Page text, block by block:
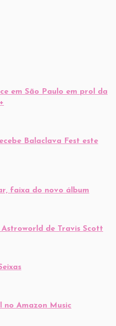
em São Paulo em prol da
Balaclava Fest este
faixa do novo álbum
de Travis Scott
Amazon Music